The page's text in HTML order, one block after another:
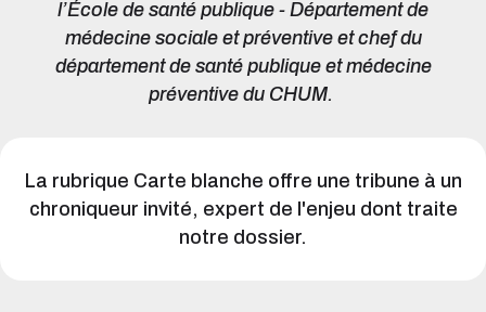
l’École de santé publique - Département de
médecine sociale et préventive et chef du
département de santé publique et médecine
préventive du CHUM.
La rubrique Carte blanche offre une tribune à un
chroniqueur invité, expert de l'enjeu dont traite
notre dossier.